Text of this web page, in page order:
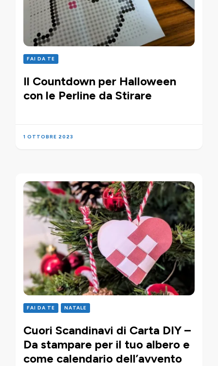
FAI DA TE
Il Countdown per Halloween
con le Perline da Stirare
1 OTTOBRE 2023
FAI DA TE NATALE
Cuori Scandinavi di Carta DIY –
Da stampare per il tuo albero e
come calendario dell’avvento